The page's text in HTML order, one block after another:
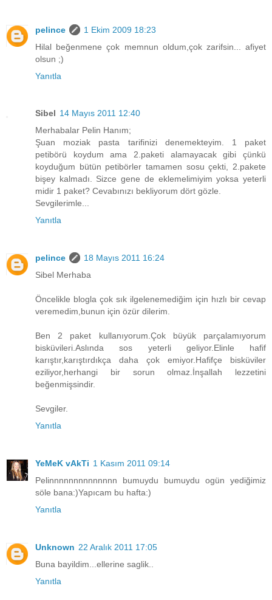
pelince
1 Ekim 2009 18:23
Hilal beğenmene çok memnun oldum,çok zarifsin... afiyet
olsun ;)
Yanıtla
Sibel 14 Mayıs 2011 12:40
Merhabalar Pelin Hanım;
Şuan moziak pasta tarifinizi denemekteyim. 1 paket
petibörü koydum ama 2.paketi alamayacak gibi çünkü
koyduğum bütün petibörler tamamen sosu çekti, 2.pakete
bişey kalmadı. Sizce gene de eklemelimiyim yoksa yeterli
midir 1 paket? Cevabınızı bekliyorum dört gözle.
Sevgilerimle...
Yanıtla
pelince
18 Mayıs 2011 16:24
Sibel Merhaba
Öncelikle blogla çok sık ilgelenemediğim için hızlı bir cevap
veremedim,bunun için özür dilerim.
Ben 2 paket kullanıyorum.Çok büyük parçalamıyorum
bisküvileri.Aslında sos yeterli geliyor.Elinle hafif
karıştır,karıştırdıkça daha çok emiyor.Hafifçe bisküviler
eziliyor,herhangi bir sorun olmaz.İnşallah lezzetini
beğenmişsindir.
Sevgiler.
Yanıtla
YeMeK vAkTi 1 Kasım 2011 09:14
Pelinnnnnnnnnnnnnn bumuydu bumuydu ogün yediğimiz
söle bana:)Yapıcam bu hafta:)
Yanıtla
Unknown 22 Aralık 2011 17:05
Buna bayildim...ellerine saglik..
Yanıtla